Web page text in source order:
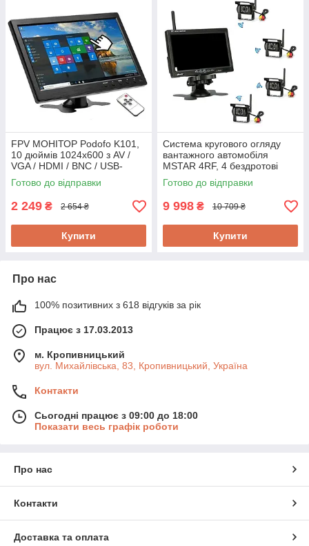
FPV МОНІТОР Podofo K101,
10 дюймів 1024х600 з AV /
VGA / HDMI / BNC / USB-
входом
Готово до відправки
2 249 ₴ 2 654 ₴
Купити
Система кругового огляду
вантажного автомобіля
MSTAR 4RF, 4 бездротові
камери, 7" монітор, повний
комплект!
Готово до відправки
9 998 ₴ 10 709 ₴
Купити
Про нас
100% позитивних з 618 відгуків за рік
Працює з 17.03.2013
м. Кропивницький
вул. Михайлівська, 83, Кропивницький, Україна
Контакти
Сьогодні працює з 09:00 до 18:00
Показати весь графік роботи
Про нас
Контакти
Доставка та оплата